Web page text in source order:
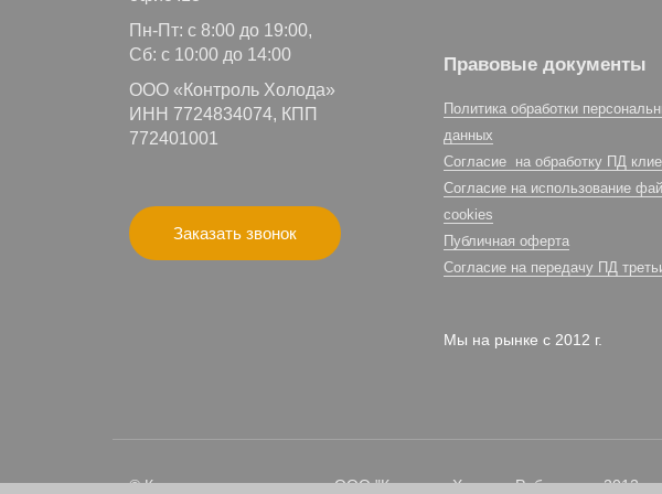
Пн-Пт: с 8:00 до 19:00,
Сб: с 10:00 до 14:00
ООО «Контроль Холода»
ИНН 7724834074, КПП
772401001
Заказать звонок
Правовые документы
Политика обработки
данных
Согласие на обработку ПД
Согласие на использование
cookies
Публичная оферта
Согласие на передачу ПД
Мы на рынке с 2012 г.
© Климатическая компания ООО "Контроль Холода. Работаем с 2012 г.